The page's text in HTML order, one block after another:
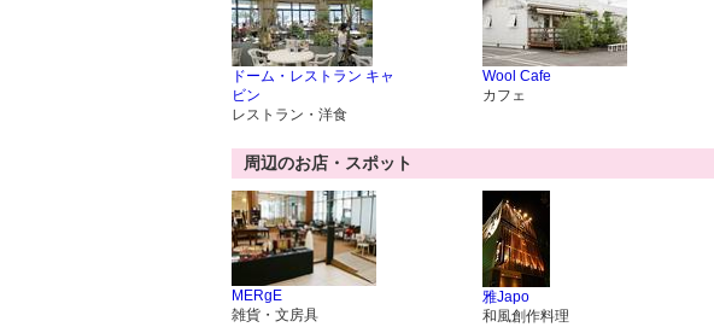
ドーム・レストラン キャ
ビン
レストラン・洋食
Wool Cafe
カフェ
周辺のお店・スポット
MERgE
雑貨・文房具
雅Japo
和風創作料理